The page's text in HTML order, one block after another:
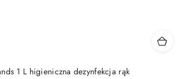
1 L higieniczna dezynfekcja rąk